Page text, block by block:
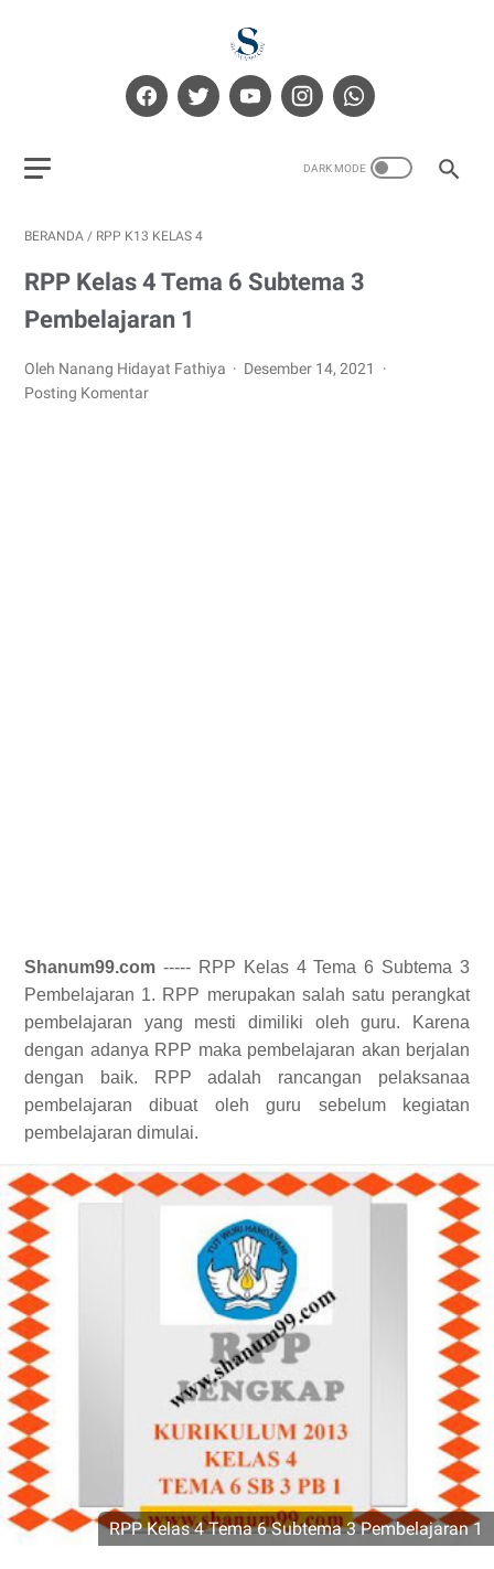
BERANDA / RPP K13 KELAS 4
RPP Kelas 4 Tema 6 Subtema 3
Pembelajaran 1
Oleh Nanang Hidayat Fathiya
Desember 14, 2021
Posting Komentar
Shanum99.com ----- RPP Kelas 4 Tema 6 Subtema 3
Pembelajaran 1. RPP merupakan salah satu perangkat
pembelajaran yang mesti dimiliki oleh guru. Karena
dengan adanya RPP maka pembelajaran akan berjalan
dengan baik. RPP adalah rancangan pelaksanaa
pembelajaran dibuat oleh guru sebelum kegiatan
pembelajaran dimulai.
RPP Kelas 4 Tema 6 Subtema 3 Pembelajaran 1